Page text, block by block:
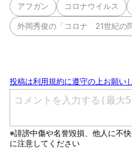
アフガン コロナウイルス
外岡秀俊の「コロナ 21世紀の